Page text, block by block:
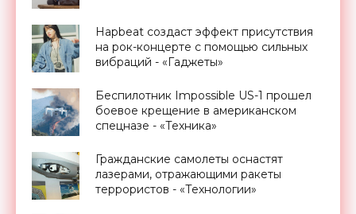
Hapbeat создаст эффект присутствия
на рок-концерте с помощью сильных
вибраций - «Гаджеты»
Беспилотник Impossible US-1 прошел
боевое крещение в американском
спецназе - «Техника»
Гражданские самолеты оснастят
лазерами, отражающими ракеты
террористов - «Технологии»